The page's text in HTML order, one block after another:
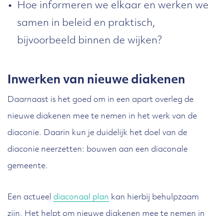
Hoe informeren we elkaar en werken we
samen in beleid en praktisch,
bijvoorbeeld binnen de wijken?
Inwerken van nieuwe diakenen
Daarnaast is het goed om in een apart overleg de
nieuwe diakenen mee te nemen in het werk van de
diaconie. Daarin kun je duidelijk het doel van de
diaconie neerzetten: bouwen aan een diaconale
gemeente.
Een actueel diaconaal plan kan hierbij behulpzaam
zijn. Het helpt om nieuwe diakenen mee te nemen in